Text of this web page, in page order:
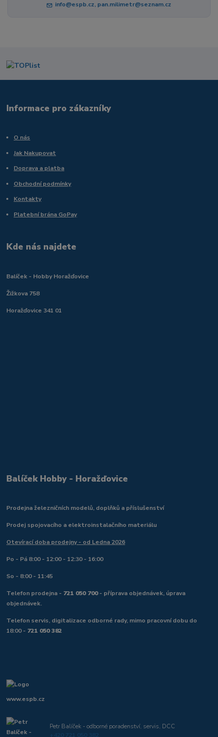
info@espb.cz, pan.milimetr@seznam.cz
Informace pro zákazníky
O nás
Jak Nakupovat
Doprava a platba
Obchodní podmínky
Kontakty
Platební brána GoPay
Kde nás najdete
Balíček - Hobby Horažďovice
Žižkova 758
Horažďovice 341 01
Balíček Hobby - Horažďovice
Prodejna železničních modelů, doplňků a příslušenství
Prodej spojovacího a elektroinstalačního materiálu
Otevírací doba prodejny - od Ledna 2026
Po - Pá 8:00 - 12:00 - 12:30 - 16:00
So - 8:00 - 11:45
Telefon prodejna - 721 050 700- příprava objednávek, úprava
objednávek.
Telefon servis, digitalizace odborné rady, mimo pracovní dobu do
18:00 - 721 050 382
www.espb.cz
Petr Balíček - odborné poradenství, servis, DCC
+420 721 050 382